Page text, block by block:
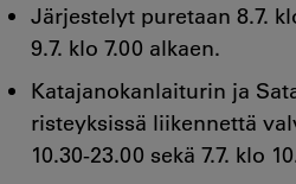
Järjestelyt puretaan 8.7.
9.7. klo 7.00 alkaen.
Katajanokanlaiturin ja
risteyksissä liikennettä
10.30-23.00 sekä 7.7. klo